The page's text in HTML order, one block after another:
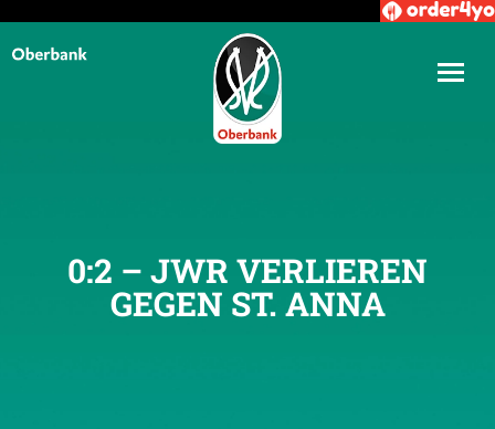
0:2 – JWR VERLIEREN
GEGEN ST. ANNA